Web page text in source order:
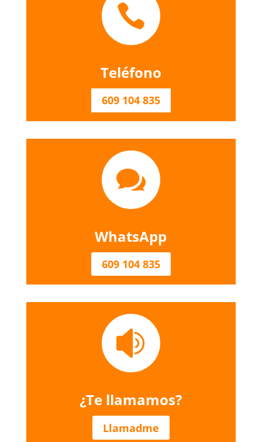

Teléfono
609 104 835

WhatsApp
609 104 835

¿Te llamamos?
Llamadme